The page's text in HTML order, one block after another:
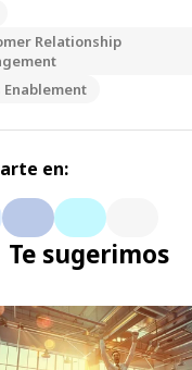
Relationship
Enablement
en:
Te sugerimos